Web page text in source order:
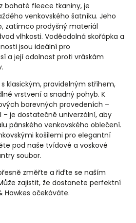
bohaté fleece tkaniny, je
venkovského šatníku. Jeho
zatímco prodyšný materiál
vlhkosti. Voděodolná skořápka a
jsou ideální pro
a její odolnost proti vráskám
klasickým, pravidelným střihem,
vrstvení a snadný pohyb. K
barevných provedeních –
– je dostatečně univerzální, aby
pánského venkovského oblečení.
košilemi pro elegantní
pod naše tvídové a voskové
soubor.
změřte a řiďte se naším
zajistit, že dostanete perfektní
Hawkes očekáváte.